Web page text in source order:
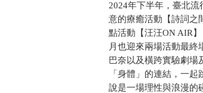
2024年下半年，臺北
意的療癒活動【詩詞之
點活動【汪汪ON AIR
月也迎來兩場活動最終
巴奈以及橫跨實驗劇場
「身體」的連結，一
說是一場理性與浪漫的